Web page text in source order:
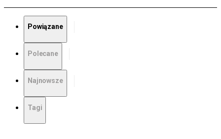
Powiązane
Polecane
Najnowsze
Tagi